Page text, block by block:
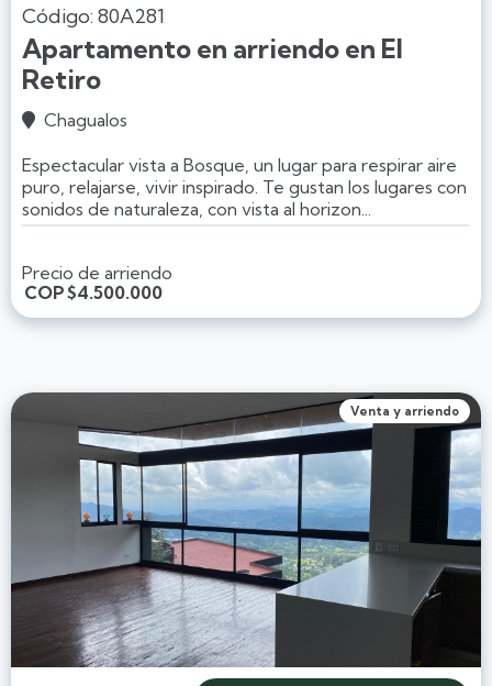
Código: 80A281
Apartamento en arriendo en El
Retiro
 Chagualos
Espectacular vista a Bosque, un lugar para respirar aire
puro, relajarse, vivir inspirado. Te gustan los lugares con
sonidos de naturaleza, con vista al horizon...
Precio de arriendo
COP$4.500.000
Venta y arriendo